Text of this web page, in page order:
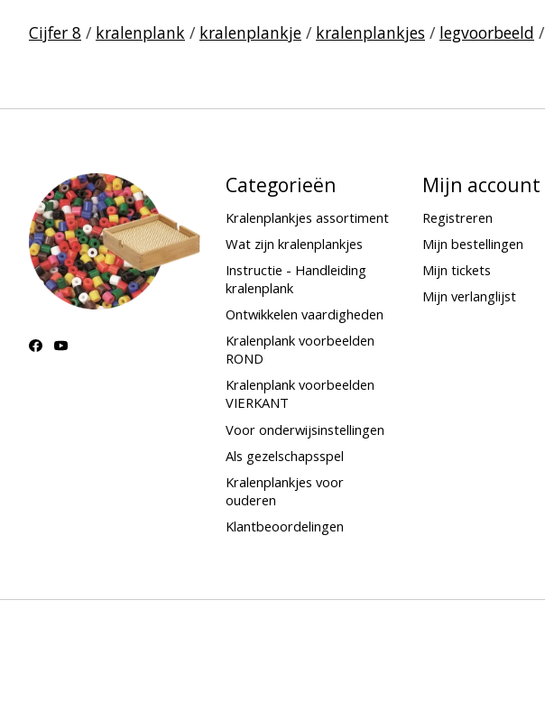
Cijfer 8 / kralenplank / kralenplankje / kralenplankjes / legvoorbeeld /
Categorieën
Kralenplankjes assortiment
Wat zijn kralenplankjes
Instructie - Handleiding
kralenplank
Ontwikkelen vaardigheden
Kralenplank voorbeelden
ROND
Kralenplank voorbeelden
VIERKANT
Voor onderwijsinstellingen
Als gezelschapsspel
Kralenplankjes voor
ouderen
Klantbeoordelingen
Mijn account
Registreren
Mijn bestellingen
Mijn tickets
Mijn verlanglijst